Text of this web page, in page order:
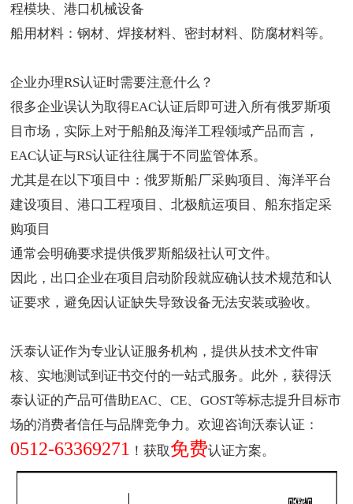
程模块、港口机械设备
船用材料：钢材、焊接材料、密封材料、防腐材料等。
企业办理RS认证时需要注意什么？
很多企业误认为取得EAC认证后即可进入所有俄罗斯项
目市场，实际上对于船舶及海洋工程领域产品而言，
EAC认证与RS认证往往属于不同监管体系。
尤其是在以下项目中：俄罗斯船厂采购项目、海洋平台
建设项目、港口工程项目、北极航运项目、船东指定采
购项目
通常会明确要求提供俄罗斯船级社认可文件。
因此，出口企业在项目启动阶段就应确认技术规范和认
证要求，避免因认证缺失导致设备无法安装或验收。
沃泰认证作为专业认证服务机构 ，提供从技术文件审
核、实地测试到证书交付的一站式服务。此外，获得沃
泰认证的产品可借助EAC、CE、GOST等标志提升目标市
场的消费者信任与品牌竞争力。欢迎咨询沃泰认证：
0512-63369271 ！获取免费认证方案。